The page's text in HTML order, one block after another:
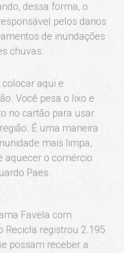
dessa forma, o
pelos danos
de inundações
chuvas.
aqui e
Você pesa o lixo e
no cartão para usar
É uma maneira
mais limpa,
aquecer o comércio
Paes.
Favela com
Recicla registrou 2.195
possam receber a